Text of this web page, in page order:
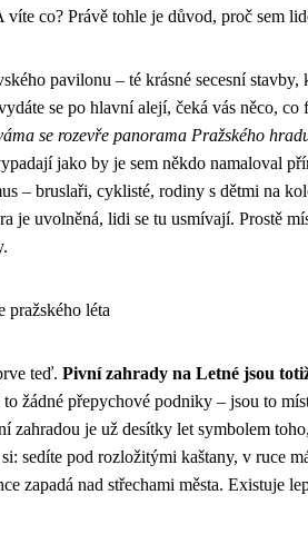
víte co? Právě tohle je důvod, proč sem
pavilonu – té krásné secesní stavby,
se po hlavní alejí, čeká vás něco,
se rozevře panorama Pražského
jako by je sem někdo namaloval
– bruslaři, cyklisté, rodiny s dětmi na
je uvolněná, lidi se tu usmívají. Prostě
pražského léta
teď. Pivní zahrady na Letné jsou
to žádné přepychové podniky – jsou to
zahradou je už desítky let symbolem
sedíte pod rozložitými kaštany, v ruce
zapadá nad střechami města. Existuje